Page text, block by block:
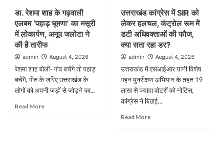
डा. रेशमा शाह के गढ़वाली
एलबम ‘पहाड़ घूमणा’ का मसूरी
में लोकार्पण, अनूप जलोटा ने
की है तारीफ
admin August 4, 2026
रेशमा शाह बोलीं- गांव बचेंगे तो पहाड़
बचेंगे, गीत के जरिए उत्तराखंड के
लोगों को अपनी जड़ों से जोड़ने का...
Read More
उत्तराखंड कांग्रेस में SIR को
लेकर हलचल, कंट्रोल रूम में
डटी अधिवक्ताओं की फौज,
क्या सता रहा डर?
admin August 4, 2026
उत्तराखंड में एसआईआर यानी विशेष
गहन पुनरीक्षण अभियान के तहत 19
लाख से ज्यादा वोटरों को नोटिस,
कांग्रेस ने बिठाई...
Read More